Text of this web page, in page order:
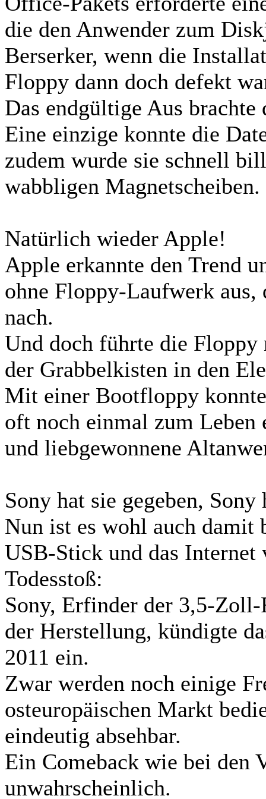
die den Anwender zum
Berserker, wenn die
Floppy dann doch defekt
Das endgültige Aus
Eine einzige konnte die
zudem wurde sie schnell
wabbligen Magnetscheiben.
Natürlich wieder Apple!
Apple erkannte den Trend
ohne Floppy-Laufwerk
nach.
Und doch führte die Floppy
der Grabbelkisten in den
Mit einer Bootfloppy
oft noch einmal zum Leben
und liebgewonnene
Sony hat sie gegeben, Sony
Nun ist es wohl auch damit
USB-Stick und das
Todesstoß:
Sony, Erfinder der 3,5-
der Herstellung, kündigte
2011 ein.
Zwar werden noch einige
osteuropäischen Markt
eindeutig absehbar.
Ein Comeback wie bei den
unwahrscheinlich.